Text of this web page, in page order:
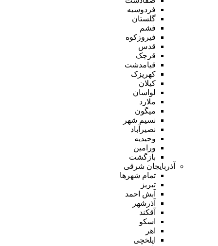
فردوسیه
گلستان
فشم
فیروزکوه
قدس
قرچک
قیامدشت
کهریزک
کیلان
لواسان
ملارد
میگون
نسیم شهر
نصیرآباد
وحیدیه
ورامین
بازگشت
آذربایجان شرقی
تمام شهر‌ها
تبریز
آبش احمد
آذرشهر
آقکند
اسکو
اهر
ایلخچی